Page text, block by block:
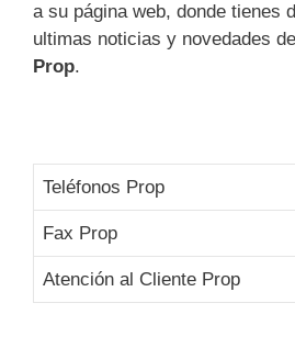
a su página web, donde tienes
ultimas noticias y novedades
Prop.
Teléfonos Prop
Fax Prop
Atención al Cliente Prop